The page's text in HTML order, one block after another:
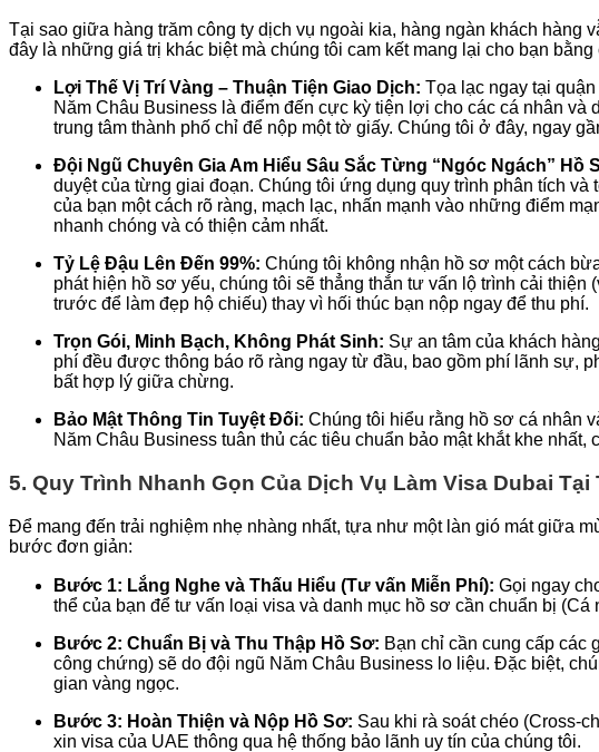
Tại sao giữa hàng trăm công ty dịch vụ ngoài kia, hàng ngàn khách hàng
đây là những giá trị khác biệt mà chúng tôi cam kết mang lại cho bạn bằng
Lợi Thế Vị Trí Vàng – Thuận Tiện Giao Dịch: Tọa lạc ngay tại
Năm Châu Business là điểm đến cực kỳ tiện lợi cho các cá nhân
trung tâm thành phố chỉ để nộp một tờ giấy. Chúng tôi ở đây, ngay
Đội Ngũ Chuyên Gia Am Hiểu Sâu Sắc Từng “Ngóc Ngách” Hồ
duyệt của từng giai đoạn. Chúng tôi ứng dụng quy trình phân tích
của bạn một cách rõ ràng, mạch lạc, nhấn mạnh vào những điểm
nhanh chóng và có thiện cảm nhất.
Tỷ Lệ Đậu Lên Đến 99%: Chúng tôi không nhận hồ sơ một cách
phát hiện hồ sơ yếu, chúng tôi sẽ thẳng thắn tư vấn lộ trình cải
trước để làm đẹp hộ chiếu) thay vì hối thúc bạn nộp ngay để thu phí.
Trọn Gói, Minh Bạch, Không Phát Sinh: Sự an tâm của khách
phí đều được thông báo rõ ràng ngay từ đầu, bao gồm phí lãnh sự,
bất hợp lý giữa chừng.
Bảo Mật Thông Tin Tuyệt Đối: Chúng tôi hiểu rằng hồ sơ cá nhân
Năm Châu Business tuân thủ các tiêu chuẩn bảo mật khắt khe
5. Quy Trình Nhanh Gọn Của Dịch Vụ Làm Visa Dubai Tại
Để mang đến trải nghiệm nhẹ nhàng nhất, tựa như một làn gió mát giữa
bước đơn giản:
Bước 1: Lắng Nghe và Thấu Hiểu (Tư vấn Miễn Phí): Gọi ngay
thể của bạn để tư vấn loại visa và danh mục hồ sơ cần chuẩn bị (Cá
Bước 2: Chuẩn Bị và Thu Thập Hồ Sơ: Bạn chỉ cần cung cấp các
công chứng) sẽ do đội ngũ Năm Châu Business lo liệu. Đặc biệt,
gian vàng ngọc.
Bước 3: Hoàn Thiện và Nộp Hồ Sơ: Sau khi rà soát chéo (Cross-
xin visa của UAE thông qua hệ thống bảo lãnh uy tín của chúng tôi.